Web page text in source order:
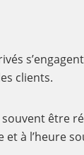
clients.
être
à l’heure